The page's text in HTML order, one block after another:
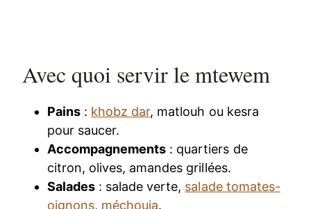
Avec quoi servir le mtewem
Pains : khobz dar, matlouh ou kesra
pour saucer.
Accompagnements : quartiers de
citron, olives, amandes grillées.
Salades : salade verte, salade tomates-
oignons, méchouia.